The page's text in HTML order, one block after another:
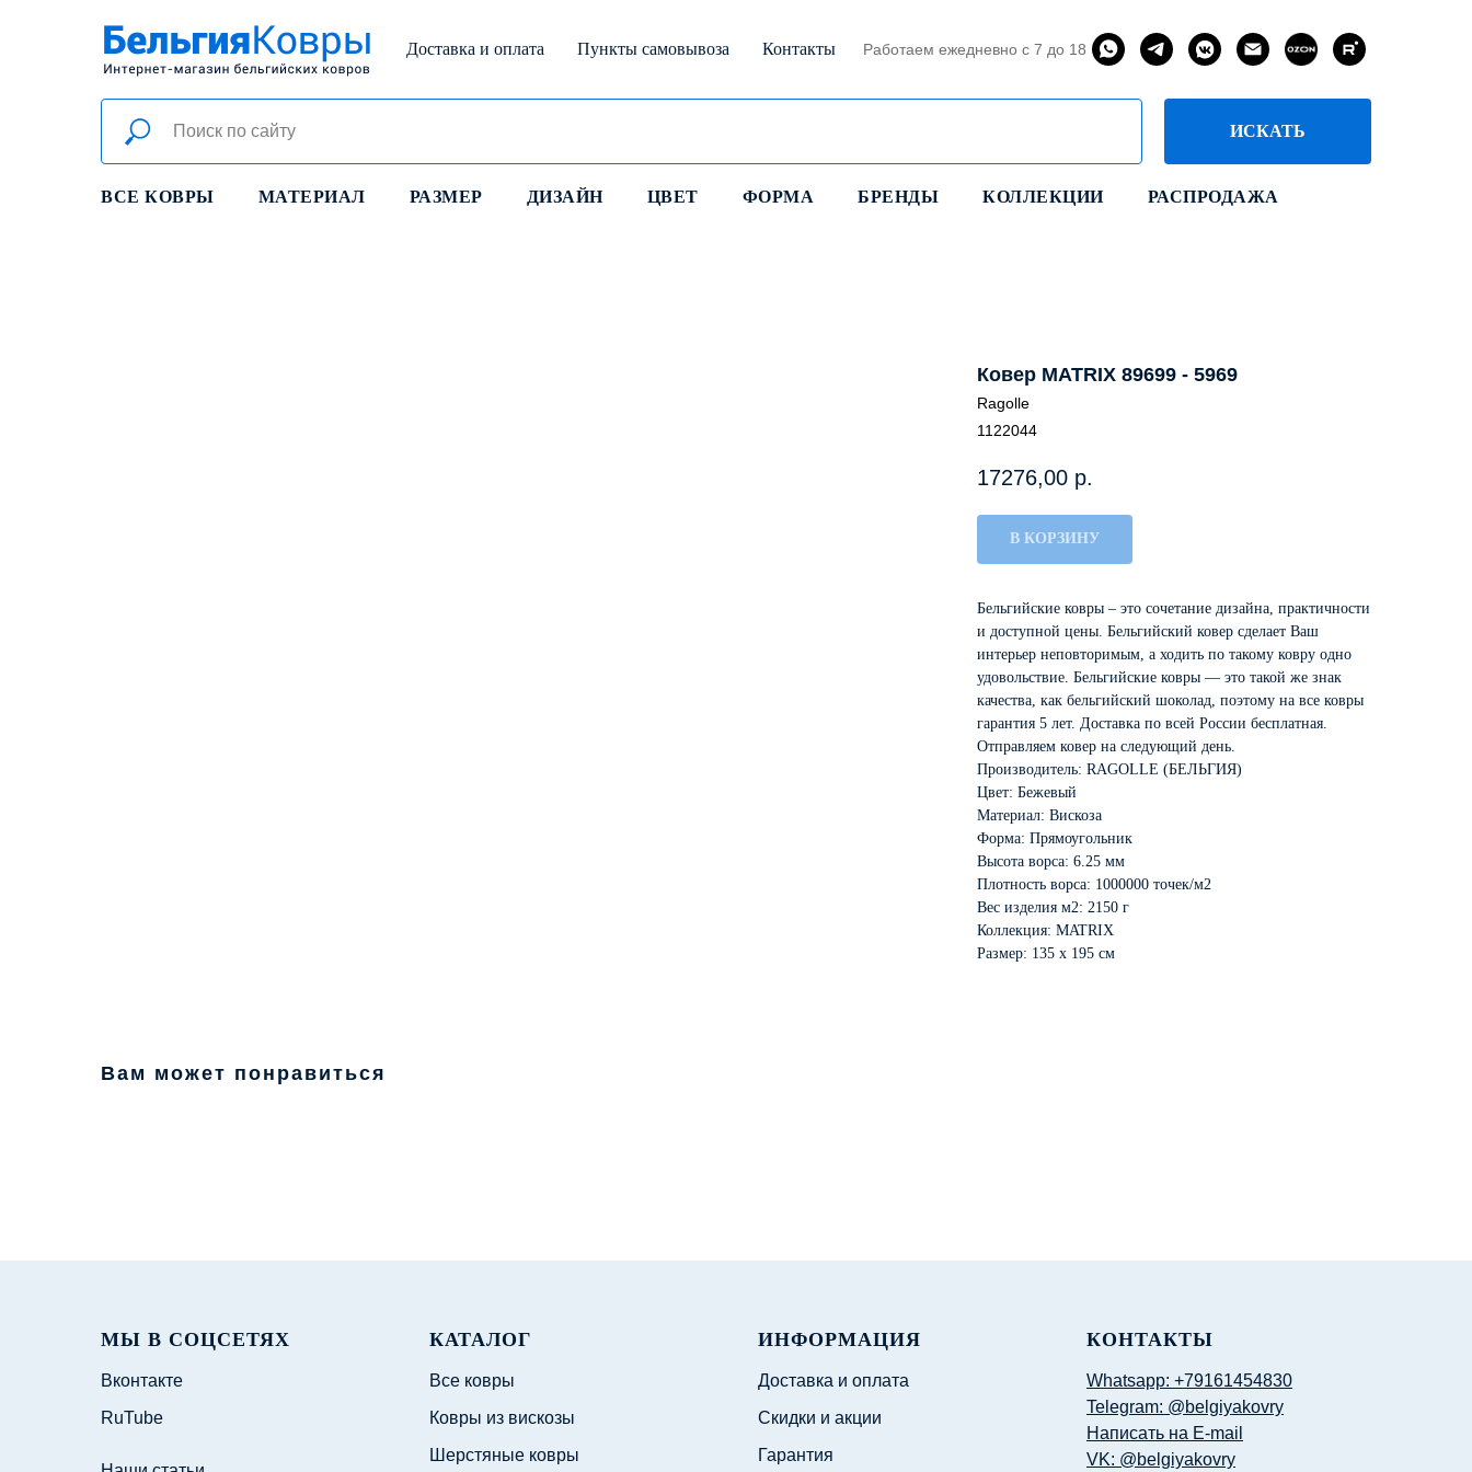
Доставка и оплата Пункты самовывоза Контакты Работаем ежедневно с 7 до 18
ИСКАТЬ
ВСЕ КОВРЫ МАТЕРИАЛ РАЗМЕР ДИЗАЙН ЦВЕТ ФОРМА БРЕНДЫ КОЛЛЕКЦИИ РАСПРОДАЖА
Ковер MATRIX 89699 - 5969
Ragolle
1122044
17276,00 р.
В КОРЗИНУ
Бельгийские ковры – это сочетание дизайна, практичности
и доступной цены. Бельгийский ковер сделает Ваш
интерьер неповторимым, а ходить по такому ковру одно
удовольствие. Бельгийские ковры — это такой же знак
качества, как бельгийский шоколад, поэтому на все ковры
гарантия 5 лет. Доставка по всей России бесплатная.
Отправляем ковер на следующий день.
Производитель: RAGOLLE (БЕЛЬГИЯ)
Цвет: Бежевый
Материал: Вискоза
Форма: Прямоугольник
Высота ворса: 6.25 мм
Плотность ворса: 1000000 точек/м2
Вес изделия м2: 2150 г
Коллекция: MATRIX
Размер: 135 х 195 см
Вам может понравиться
МЫ В СОЦСЕТЯХ
Вконтакте
RuTube
КАТАЛОГ
Все ковры
Ковры из вискозы
Шерстяные ковры
ИНФОРМАЦИЯ
Доставка и оплата
Скидки и акции
Гарантия
КОНТАКТЫ
Whatsapp: +79161454830
Telegram: @belgiyakovry
Написать на E-mail
VK: @belgiyakovry